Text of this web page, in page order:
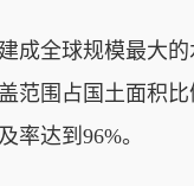
全球规模最大的
范围占国土面积比
率达到96%。